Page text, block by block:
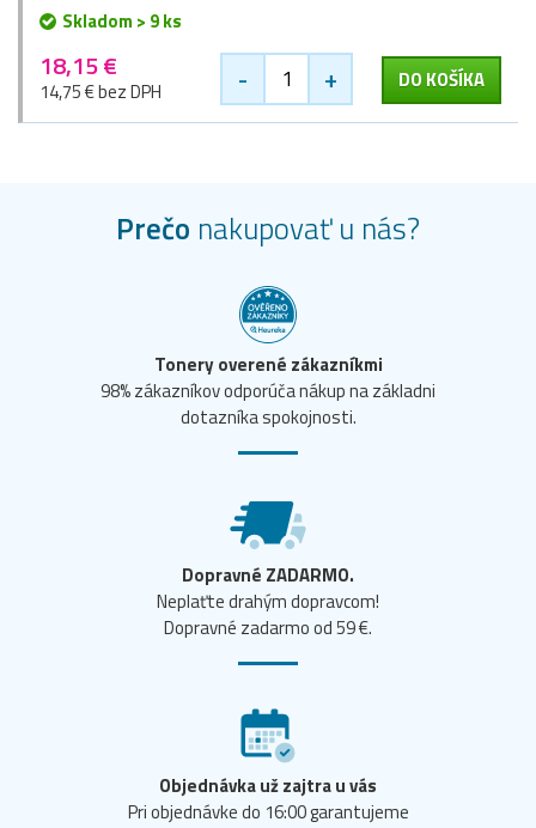
Skladom > 9 ks
18,15 €
14,75 € bez DPH - + DO KOŠÍKA
Prečo nakupovať u nás?
Tonery overené zákazníkmi
98% zákazníkov odporúča nákup na základni
dotazníka spokojnosti.
Dopravné ZADARMO.
Neplaťte drahým dopravcom!
Dopravné zadarmo od 59 €.
Objednávka už zajtra u vás
Pri objednávke do 16:00 garantujeme